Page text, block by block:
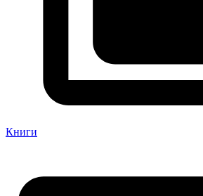
Книги